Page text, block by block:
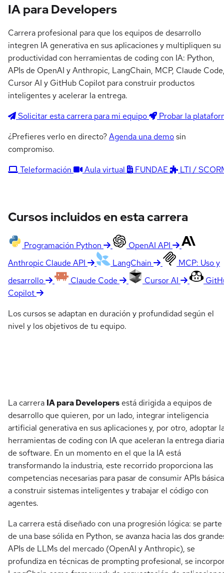
IA para Developers
Carrera profesional para que los equipos de desarrollo
integren IA generativa en sus aplicaciones y multipliquen su
productividad con herramientas de coding con IA: Python,
APIs de OpenAI y Anthropic, LangChain, MCP, Claude
Cursor AI y GitHub Copilot para construir productos
inteligentes y acelerar la entrega.
Solicitar esta carrera para mi equipo
Probar la
¿Prefieres verlo en directo?Agenda una demosin
compromiso.
Teleformación
Aula virtual FUNDAE LTI /
Cursos incluidos en esta carrera
Programación Python
OpenAI API
Anthropic Claude API
LangChain
MCP: Uso y
desarrollo
Claude Code Cursor AI
Copilot
Los cursos se adaptan en duración y profundidad según el
nivel y los objetivos de tu equipo.
La carrera IA para Developers está dirigida a equipos de
desarrollo que quieren, por un lado, integrar inteligencia
artificial generativa en sus aplicaciones y, por otro, adoptar
herramientas de coding con IA que aceleran la entrega diaria
de software. En un momento en el que la IA está
transformando la industria, este recorrido proporciona las
competencias necesarias para pasar de consumir APIs
a construir sistemas inteligentes y trabajar el código con
agentes.
La carrera está diseñado con una progresión lógica: se parte
de una base sólida en Python, se avanza hacia las dos
APIs de LLMs del mercado (OpenAI y Anthropic), se
profundiza en técnicas de prompting profesional, se